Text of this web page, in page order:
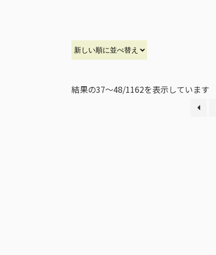
結果の37～48/1162を表示しています